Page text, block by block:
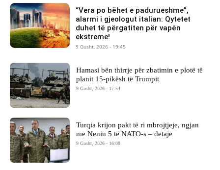
“Vera po bëhet e padurueshme”,
alarmi i gjeologut italian: Qytetet
duhet të përgatiten për vapën
ekstreme!
9 Gusht, 2026 - 19:45
Hamasi bën thirrje për zbatimin e plotë të
planit 15-pikësh të Trumpit
9 Gusht, 2026 - 17:54
Turqia krijon pakt të ri mbrojtjeje, ngjan
me Nenin 5 të NATO-s – detaje
9 Gusht, 2026 - 16:08